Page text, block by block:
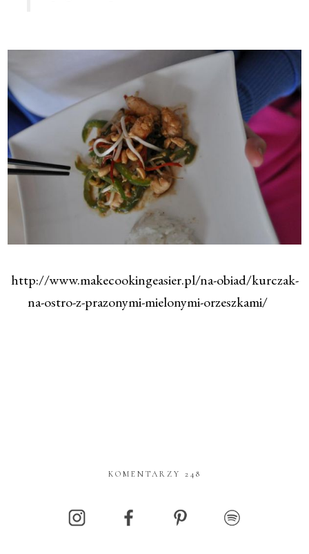
http://www.makecookingeasier.pl/na-obiad/kurczak-
na-ostro-z-prazonymi-mielonymi-orzeszkami/
KOMENTARZY 248